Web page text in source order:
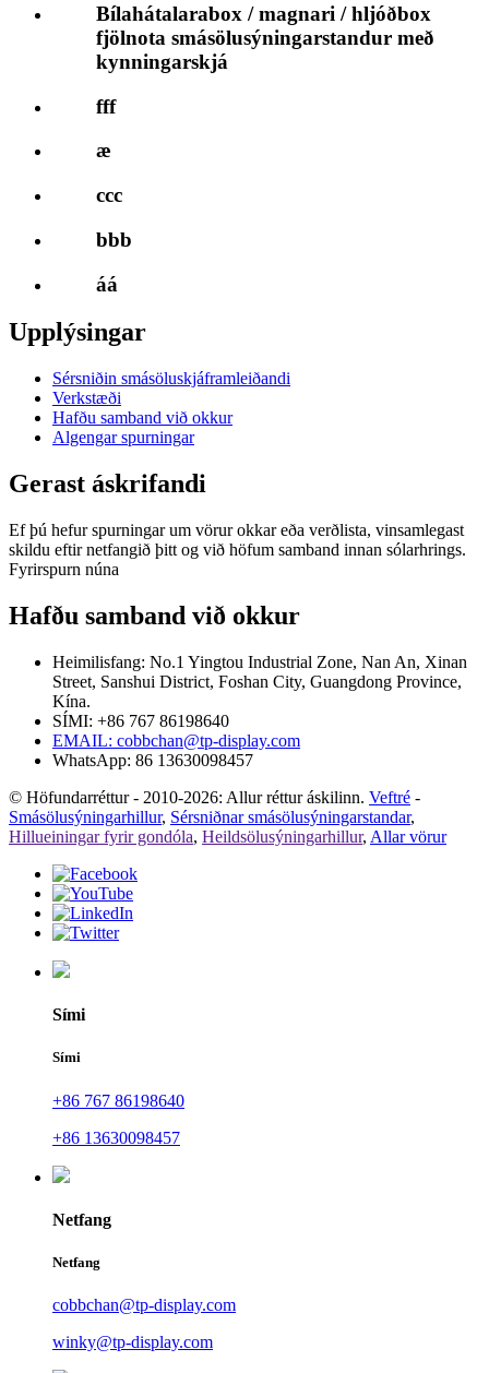
Bílahátalarabox / magnari / hljóðbox
fjölnota smásölusýningarstandur með
kynningarskjá
fff
æ
ccc
bbb
áá
Upplýsingar
Sérsniðin smásöluskjáframleiðandi
Verkstæði
Hafðu samband við okkur
Algengar spurningar
Gerast áskrifandi
Ef þú hefur spurningar um vörur okkar eða verðlista, vinsamlegast
skildu eftir netfangið þitt og við höfum samband innan sólarhrings.
Fyrirspurn núna
Hafðu samband við okkur
Heimilisfang: No.1 Yingtou Industrial Zone, Nan An, Xinan
Street, Sanshui District, Foshan City, Guangdong Province,
Kína.
SÍMI: +86 767 86198640
EMAIL: cobbchan@tp-display.com
WhatsApp: 86 13630098457
© Höfundarréttur - 2010-2026: Allur réttur áskilinn. Veftré -
Smásölusýningarhillur, Sérsniðnar smásölusýningarstandar,
Hillueiningar fyrir gondóla, Heildsölusýningarhillur, Allar vörur
Sími
Sími
+86 767 86198640
+86 13630098457
Netfang
Netfang
cobbchan@tp-display.com
winky@tp-display.com